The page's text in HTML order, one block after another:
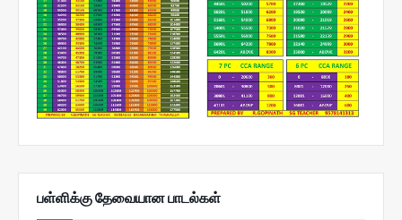
பள்ளிக்கு தேவையான பாடல்கள்